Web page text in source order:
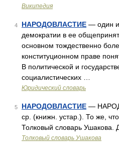
Википедия
4 НАРОДОВЛАСТИЕ — один
демократии в ее
основном тождественно
конституционном праве
В политической и
социалистических …
Юридический словарь
5 НАРОДОВЛАСТИЕ —
ср. (книжн. устар.). То же,
Толковый словарь Ушакова.
Толковый словарь Ушакова